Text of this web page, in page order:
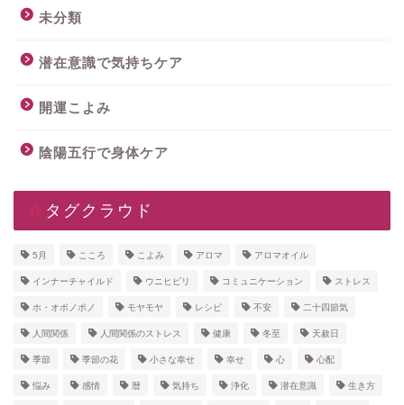
未分類
潜在意識で気持ちケア
開運こよみ
陰陽五行で身体ケア
☆タグクラウド
5月 こころ こよみ アロマ アロマオイル
インナーチャイルド ウニヒピリ コミュニケーション ストレス
ホ・オポノポノ モヤモヤ レシピ 不安 二十四節気
人間関係 人間関係のストレス 健康 冬至 天赦日
季節 季節の花 小さな幸せ 幸せ 心 心配
悩み 感情 暦 気持ち 浄化 潜在意識 生き方